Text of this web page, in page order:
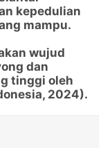
kepedulian
mampu.
wujud
dan
tinggi oleh
2024).